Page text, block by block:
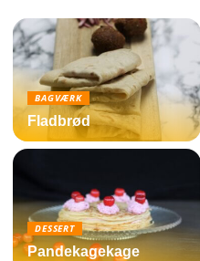
BAGVÆRK
Fladbrød
DESSERT
Pandekagekage